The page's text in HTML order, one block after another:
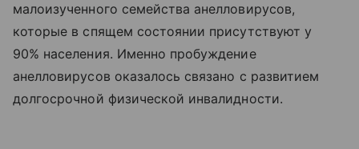
малоизученного семейства анелловирусов,
которые в спящем состоянии присутствуют у
90% населения. Именно пробуждение
анелловирусов оказалось связано с развитием
долгосрочной физической инвалидности.